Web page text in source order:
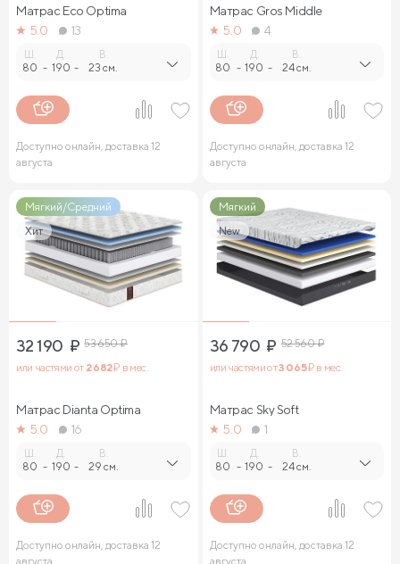
Матрас Eco Optima
5.0
13
Ш.
80 -
Д.
190 -
В.
23 см.
Доступно онлайн, доставка 12
августа
Матрас Gros Middle
5.0
4
Ш.
80 -
Д.
190 -
В.
24 см.
Доступно онлайн, доставка 12
августа
Мягкий/Средний
Хит
32 190 ₽ 53 650₽
или частями от 2 682₽ в мес.
Матрас Dianta Optima
5.0
16
Ш.
80 -
Д.
190 -
В.
29 см.
Доступно онлайн, доставка 12
августа
Мягкий
New
36 790 ₽ 52 560₽
или частями от3 065₽ в мес.
Матрас Sky Soft
5.0
1
Ш.
80 -
Д.
190 -
В.
24 см.
Доступно онлайн, доставка 12
августа